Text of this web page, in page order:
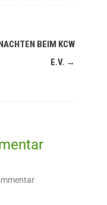
BEIM KCW
E.V. →